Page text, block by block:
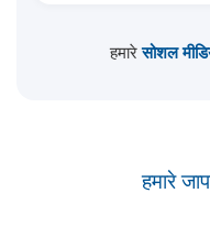
हमारेसोशल
हमारे